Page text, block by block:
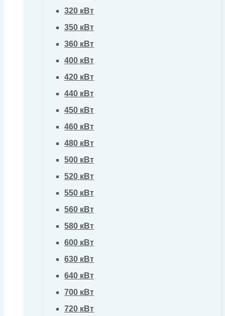
320 кВт
350 кВт
360 кВт
400 кВт
420 кВт
440 кВт
450 кВт
460 кВт
480 кВт
500 кВт
520 кВт
550 кВт
560 кВт
580 кВт
600 кВт
630 кВт
640 кВт
700 кВт
720 кВт